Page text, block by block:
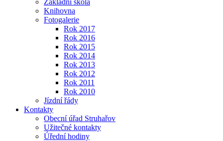
Základní škola
Knihovna
Fotogalerie
Rok 2017
Rok 2016
Rok 2015
Rok 2014
Rok 2013
Rok 2012
Rok 2011
Rok 2010
Jízdní řády
Kontakty
Obecní úřad Struhařov
Užitečné kontakty
Úřední hodiny